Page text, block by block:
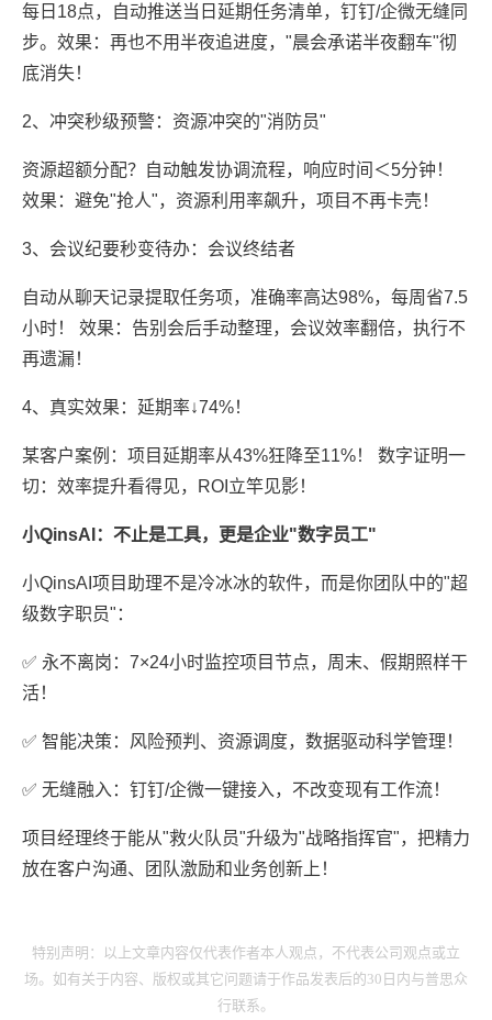
每日18点，自动推送当日延期任务清单，钉钉/企微无缝同
步。 效果：再也不用半夜追进度，"晨会承诺半夜翻车"彻
底消失！
2、 冲突秒级预警：资源冲突的"消防员"
资源超额分配？自动触发协调流程，响应时间＜5分钟！
效果：避免"抢人"，资源利用率飙升，项目不再卡壳！
3、会议纪要秒变待办：会议终结者
自动从聊天记录提取任务项，准确率高达98%，每周省7.5
小时！ 效果：告别会后手动整理，会议效率翻倍，执行不
再遗漏！
4、真实效果：延期率↓74%！
某客户案例：项目延期率从43%狂降至11%！ 数字证明一
切：效率提升看得见，ROI立竿见影！
小QinsAI：不止是工具，更是企业"数字员工"
小QinsAI项目助理不是冷冰冰的软件，而是你团队中的"超
级数字职员"：
✅ 永不离岗：7×24小时监控项目节点，周末、假期照样干
活！
✅ 智能决策：风险预判、资源调度，数据驱动科学管理！
✅ 无缝融入：钉钉/企微一键接入，不改变现有工作流！
项目经理终于能从"救火队员"升级为"战略指挥官"，把精力
放在客户沟通、团队激励和业务创新上！
特别声明：以上文章内容仅代表作者本人观点，不代表公司观点或立
场。如有关于内容、版权或其它问题请于作品发表后的30日内与普思众
行联系。